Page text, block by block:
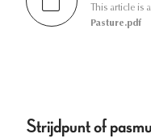
This article is
Pasture.pdf
Strijdpunt of